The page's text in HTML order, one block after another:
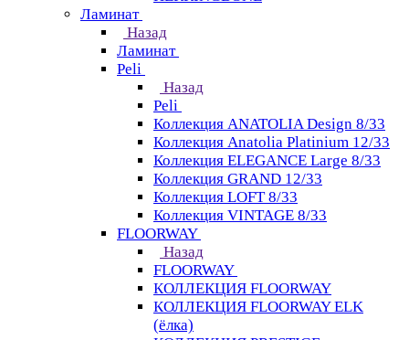
Ламинат
Назад
Ламинат
Peli
Назад
Peli
Коллекция ANATOLIA Design 8/33
Коллекция Anatolia Platinium 12/33
Коллекция ELEGANCE Large 8/33
Коллекция GRAND 12/33
Коллекция LOFT 8/33
Коллекция VINTAGE 8/33
FLOORWAY
Назад
FLOORWAY
КОЛЛЕКЦИЯ FLOORWAY
КОЛЛЕКЦИЯ FLOORWAY ELK
(ёлка)